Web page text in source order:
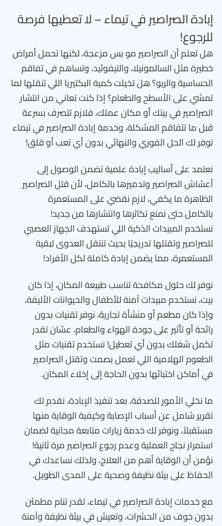
إبادة الصراصير في تيماء – لا تعطيها فرصة
للرجوع!
هل تعلم أن الصراصير مو بس مزعجة، لكنها تحمل أمراض
خطيرة مثل السالمونيلا، والتيفوئيد، وتساهم في تفاقم
الحساسية والربو؟ هل تخيلت كمية البكتيريا اللي تنقلها لما
تمشي على الأسطح والطعام؟ إذا كنت تعاني من انتشار
الصراصير في بيتك أو مكان عملك، فلازم تتصرف بسرعة
قبل ما تتفاقم المشكلة، وخدمة إبادة الصراصير في تيماء
توفر لك الحل الفوري والنهائي بدون أي تعب أو قلق!
نعتمد على أساليب إبادة علمية تضمن الوصول إلى
أعشاش الصراصير وتدميرها بالكامل، لأن قتل الصراصير
الظاهرة ما يكفي، لازم نقضي على المستعمرة
بالكامل حتى نمنع تكاثرها وانتشارها من جديد!
نستخدم المبيدات الذكية اللي تستهدف الجهاز العصبي
للصراصير وتقتلها تدريجيًا بحيث تنتقل العدوى لبقية
المستعمرة، مما يضمن إبادة كاملة لكل الأفراد!
نوفر لك حلول مكافحة تناسب طبيعة المكان، إذا كان
بيت، نستخدم مبيدات آمنة للأطفال والحيوانات الأليفة،
وإذا كان مطعم أو منشأة تجارية، نوفر تقنيات بدون
رائحة أو تأثير على جودة الهواء والطعام، عشان تقدر
تكمل شغلك بدون أي تعطيل! نستخدم تقنيات مثل
الطعوم الهلامية اللي تعمل بصمت وتقتل الصراصير
في أماكن اختبائها بدون الحاجة إلى إخلاء المكان.
ما نخلي الأمور للصدفة، بعد تنفيذ الإبادة، نقدم لك
تقرير شامل عن أسباب الإصابة وكيفية الوقاية منها
مستقبلاً، ونوفر لك خدمة زيارات متابعة مجانية لضمان
استمرار نجاح العملية وعدم رجوع الصراصير مرة ثانية!
نؤمن أن الوقاية أهم من العلاج، ولذلك نساعدك في
الحفاظ على بيئة نظيفة وصحية على المدى الطويل.
مع خدمات إبادة الصراصير في تيماء، تقدر تنام مطمئن
بدون خوف من الحشرات، وتعيش في بيئة نظيفة وآمنة